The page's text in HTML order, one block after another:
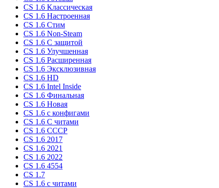
CS 1.6 Классическая
CS 1.6 Настроенная
CS 1.6 Стим
CS 1.6 Non-Steam
CS 1.6 C защитой
CS 1.6 Улучшенная
CS 1.6 Расширенная
CS 1.6 Эксклюзивная
CS 1.6 HD
CS 1.6 Intel Inside
CS 1.6 Финальная
CS 1.6 Новая
CS 1.6 с конфигами
CS 1.6 С читами
CS 1.6 CCCP
CS 1.6 2017
CS 1.6 2021
CS 1.6 2022
CS 1.6 4554
CS 1.7
CS 1.6 с читами